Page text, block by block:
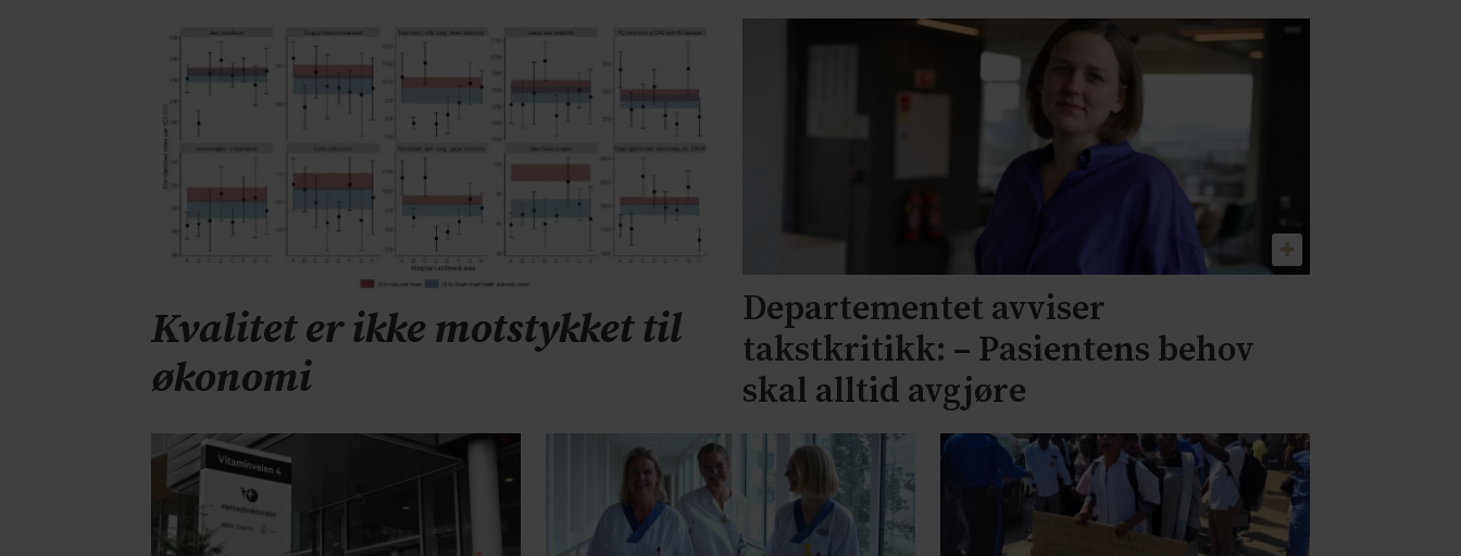
Kvalitet er ikke motstykket til
økonomi
Departementet avviser
takstkritikk: – Pasientens behov
skal alltid avgjøre